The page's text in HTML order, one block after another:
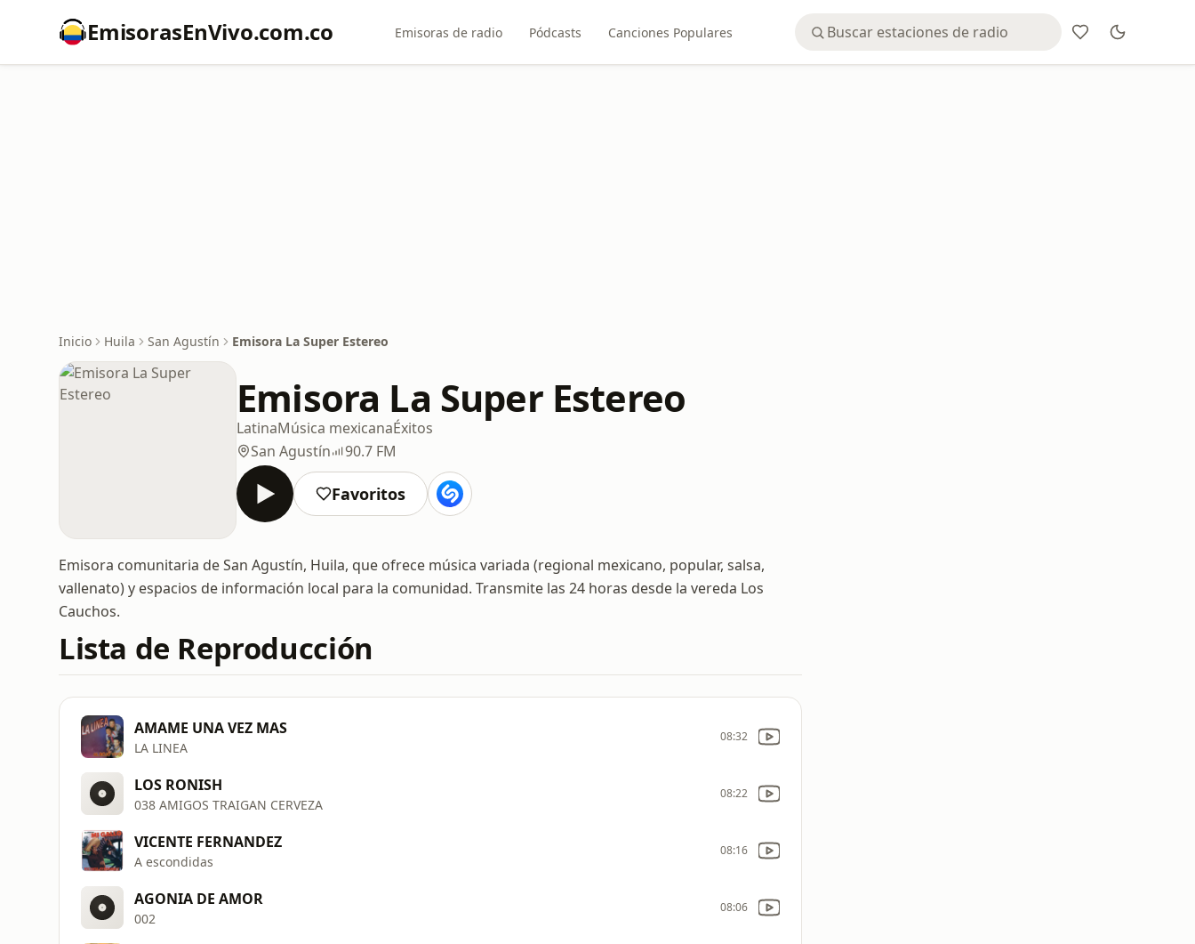
EmisorasEnVivo.com.co Emisoras de radio Pódcasts Canciones Populares
Inicio Huila San Agustín Emisora La Super Estereo
Emisora La Super Estereo
LatinaMúsica mexicanaÉxitos
San Agustín
90.7 FM
Favoritos
Emisora comunitaria de San Agustín, Huila, que ofrece música variada (regional mexicano, popular, salsa,
vallenato) y espacios de información local para la comunidad. Transmite las 24 horas desde la vereda Los
Cauchos.
Lista de Reproducción
AMAME UNA VEZ MAS
LA LINEA
08:32
LOS RONISH
038 AMIGOS TRAIGAN CERVEZA
08:22
VICENTE FERNANDEZ
A escondidas
08:16
AGONIA DE AMOR
002
08:06